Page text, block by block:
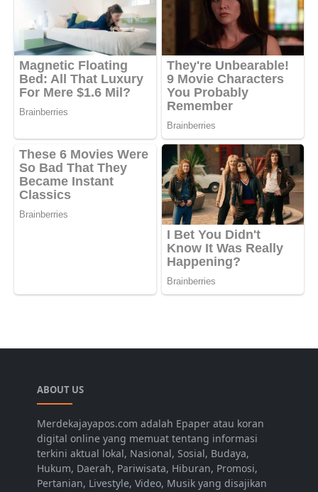
ABOUT US
Merdekajayapos.com adalah Epaper atau koran
digital online yang memuat tentang informasi
terkini aktual lokal, Nasional, Sosial, Budaya,
Hukum, Daerah, Pariwisata, Hiburan, Promosi,
Pertanian, Livestyle, Video, Musik yang disajikan